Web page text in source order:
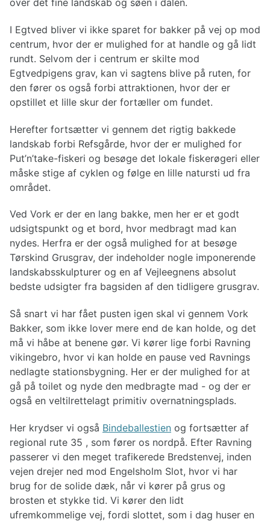
I Egtved bliver vi ikke sparet for bakker på vej op mod
centrum, hvor der er mulighed for at handle og gå lidt
rundt. Selvom der i centrum er skilte mod
Egtvedpigens grav, kan vi sagtens blive på ruten, for
den fører os også forbi attraktionen, hvor der er
opstillet et lille skur der fortæller om fundet.
Herefter fortsætter vi gennem det rigtig bakkede
landskab forbi Refsgårde, hvor der er mulighed for
Put’n’take-fiskeri og besøge det lokale fiskerøgeri eller
måske stige af cyklen og følge en lille natursti ud fra
området.
Ved Vork er der en lang bakke, men her er et godt
udsigtspunkt og et bord, hvor medbragt mad kan
nydes. Herfra er der også mulighed for at besøge
Tørskind Grusgrav, der indeholder nogle imponerende
landskabsskulpturer og en af Vejleegnens absolut
bedste udsigter fra bagsiden af den tidligere grusgrav.
Så snart vi har fået pusten igen skal vi gennem Vork
Bakker, som ikke lover mere end de kan holde, og det
må vi håbe at benene gør. Vi kører lige forbi Ravning
vikingebro, hvor vi kan holde en pause ved Ravnings
nedlagte stationsbygning. Her er der mulighed for at
gå på toilet og nyde den medbragte mad - og der er
også en veltilrettelagt primitiv overnatningsplads.
Her krydser vi også Bindeballestien og fortsætter af
regional rute 35 , som fører os nordpå. Efter Ravning
passerer vi den meget trafikerede Bredstenvej, inden
vejen drejer ned mod Engelsholm Slot, hvor vi har
brug for de solide dæk, når vi kører på grus og
brosten et stykke tid. Vi kører den lidt
ufremkommelige vej, fordi slottet, som i dag huser en